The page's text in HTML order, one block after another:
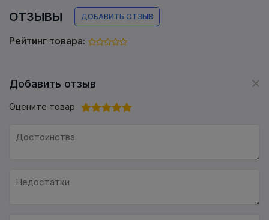
ОТЗЫВЫ ДОБАВИТЬ ОТЗЫВ
Рейтинг товара:
Добавить отзыв
Оцените товар